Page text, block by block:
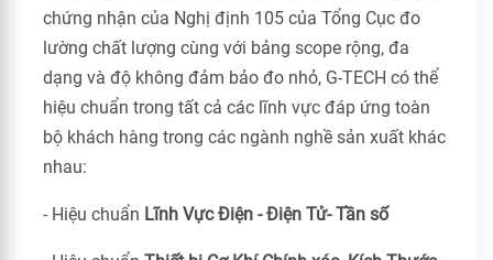
chứng nhận của Nghị định 105 của Tổng Cục đo
lường chất lượng cùng với bảng scope rộng, đa
dạng và độ không đảm bảo đo nhỏ, G-TECH có thể
hiệu chuẩn trong tất cả các lĩnh vực đáp ứng toàn
bộ khách hàng trong các ngành nghề sản xuất khác
nhau:
- Hiệu chuẩn Lĩnh Vực Điện - Điện Tử- Tần số